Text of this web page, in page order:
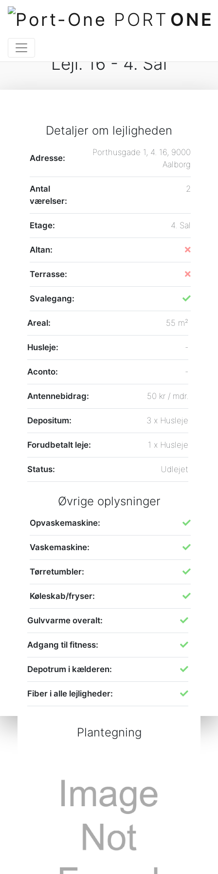
PORT ONE
Lejl. 16 - 4. Sal
Detaljer om lejligheden
Adresse:
Porthusgade 1, 4. 16, 9000
Aalborg
Antal
værelser:
2
Etage: 4. Sal
Altan:
Terrasse:
Svalegang:
Areal: 55 m²
Husleje: -
Aconto: -
Antennebidrag: 50 kr / mdr.
Depositum: 3 x Husleje
Forudbetalt leje: 1 x Husleje
Status: Udlejet
Øvrige oplysninger
Opvaskemaskine:
Vaskemaskine:
Tørretumbler:
Køleskab/fryser:
Gulvvarme overalt:
Adgang til fitness:
Depotrum i kælderen:
Fiber i alle lejligheder:
Plantegning